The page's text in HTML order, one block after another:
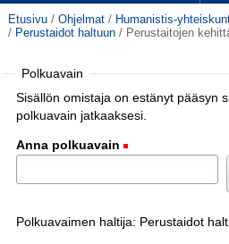
Etusivu / Ohjelmat / Humanistis-
/ Perustaidot haltuun / Perustaitojen
Polkuavain
Sisällön omistaja on estänyt pääsyn
polkuavain jatkaaksesi.
Anna polkuavain
Polkuavaimen haltija: Perustaidot